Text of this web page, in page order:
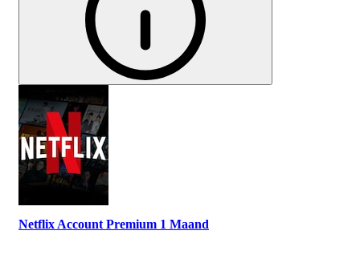
Netflix Account Premium 1 Maand